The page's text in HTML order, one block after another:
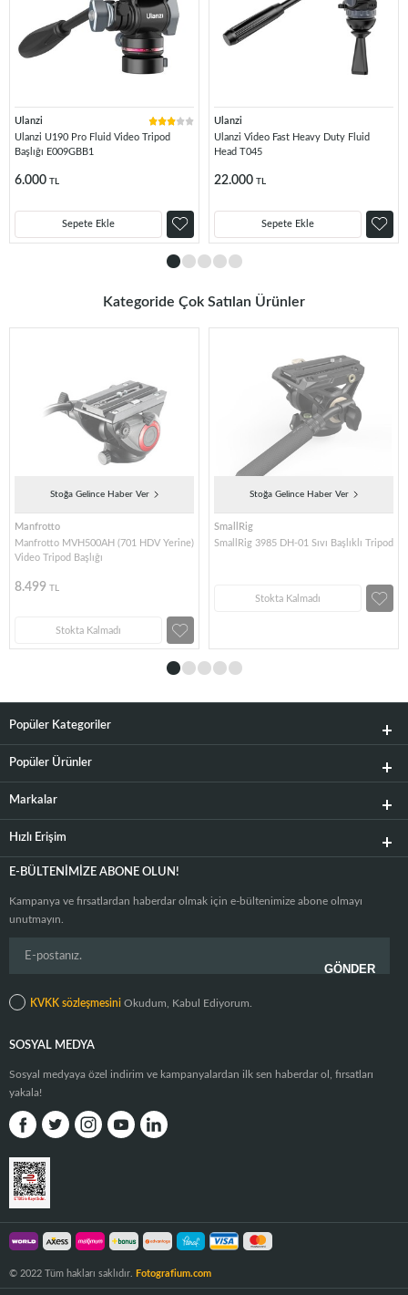
Ulanzi
Ulanzi U190 Pro Fluid Video Tripod
Başlığı E009GBB1
6.000 TL
Sepete Ekle
Ulanzi
Ulanzi Video Fast Heavy Duty Fluid
Head T045
22.000 TL
Sepete Ekle
Kategoride Çok Satılan Ürünler
Stoğa Gelince Haber Ver
Manfrotto
Manfrotto MVH500AH (701 HDV Yerine)
Video Tripod Başlığı
8.499 TL
Stokta Kalmadı
Stoğa Gelince Haber Ver
SmallRig
SmallRig 3985 DH-01 Sıvı Başlıklı Tripod
Stokta Kalmadı
Popüler Kategoriler
Popüler Ürünler
Markalar
Hızlı Erişim
E-BÜLTENIMIZE ABONE OLUN!
Kampanya ve fırsatlardan haberdar olmak için e-bültenimize abone olmayı
unutmayın.
KVKK sözleşmesini Okudum, Kabul Ediyorum.
SOSYAL MEDYA
Sosyal medyaya özel indirim ve kampanyalardan ilk sen haberdar ol, fırsatları
yakala!
© 2022 Tüm hakları saklıdır. Fotografium.com